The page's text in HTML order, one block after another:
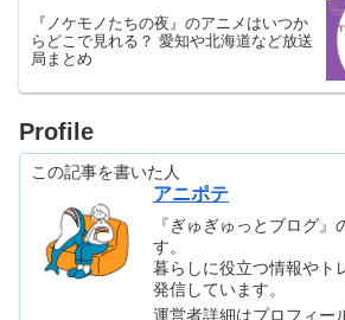
『ノケモノたちの夜』のアニメはいつか
らどこで見れる？ 愛知や北海道など放送
局まとめ
Profile
この記事を書いた人
アニポテ
『ぎゅぎゅっとブログ
す。
暮らしに役立つ情報やト
発信しています。
運営者詳細はプロフィー